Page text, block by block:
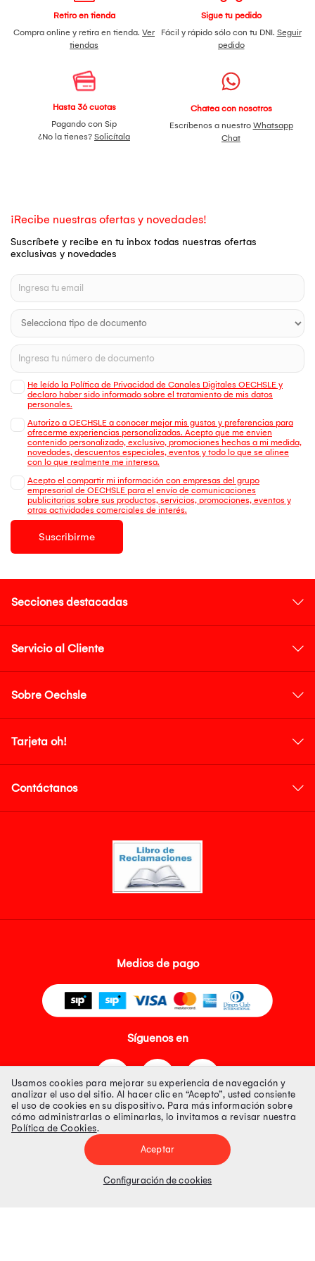
Retiro en tienda
Compra online y retira en tienda. Ver
tiendas
Sigue tu pedido
Fácil y rápido sólo con tu DNI. Seguir
pedido
Hasta 36 cuotas
Pagando con Sip
¿No la tienes? Solicítala
Chatea con nosotros
Escríbenos a nuestro Whatsapp
Chat
¡Recibe nuestras ofertas y novedades!
Suscríbete y recibe en tu inbox todas nuestras ofertas
exclusivas y novedades
He leído la Política de Privacidad de Canales Digitales OECHSLE y
declaro haber sido informado sobre el tratamiento de mis datos
personales.
Autorizo a OECHSLE a conocer mejor mis gustos y preferencias para
ofrecerme experiencias personalizadas. Acepto que me envien
contenido personalizado, exclusivo, promociones hechas a mi medida,
novedades, descuentos especiales, eventos y todo lo que se alinee
con lo que realmente me interesa.
Acepto el compartir mi información con empresas del grupo
empresarial de OECHSLE para el envío de comunicaciones
publicitarias sobre sus productos, servicios, promociones, eventos y
otras actividades comerciales de interés.
Suscribirme
Secciones destacadas
Servicio al Cliente
Sobre Oechsle
Tarjeta oh!
Contáctanos
Medios de pago
Síguenos en
Tienda 100% Segura
Tiendas Peruanas S.A. R.U.C. Nº 20493020618. Todos los derechos
Precios disponibles solo en www.oechsle.pe. Precios online publicados
Usamos cookies para mejorar su experiencia de navegación y
analizar el uso del sitio. Al hacer clic en “Acepto”, usted consiente
el uso de cookies en su dispositivo. Para más información sobre
cómo administrarlas o eliminarlas, lo invitamos a revisar nuestra
Política de Cookies.
Aceptar
Configuración de cookies